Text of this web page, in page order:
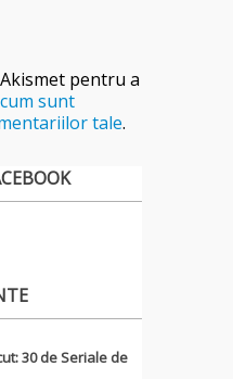
pentru a
sunt
tale.
30 de Seriale de